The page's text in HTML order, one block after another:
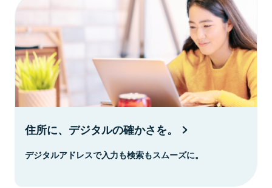
住所に、デジタルの確かさを。
デジタルアドレスで入力も検索もスムーズに。